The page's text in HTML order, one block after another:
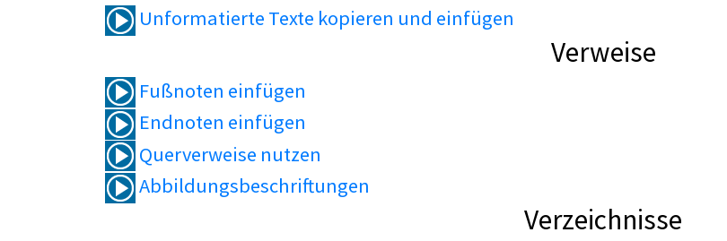
Unformatierte Texte kopieren und einfügen
Verweise
Fußnoten einfügen
Endnoten einfügen
Querverweise nutzen
Abbildungsbeschriftungen
Verzeichnisse